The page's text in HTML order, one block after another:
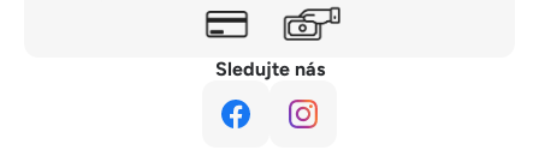
Sledujte nás